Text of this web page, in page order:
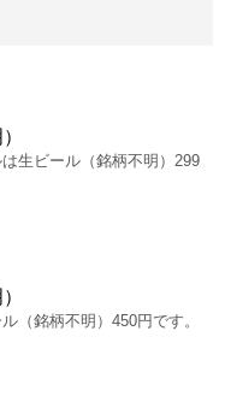
生ビール（銘柄不明）299
（銘柄不明）450円です。